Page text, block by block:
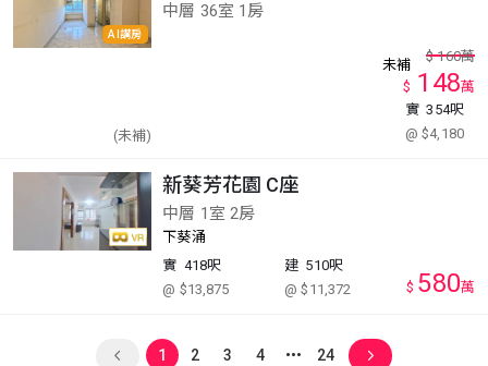
AI講房
(未補)
中層 36室 1房
實 354呎
@ $4,180
$ 160萬
未補
$ 148萬
新葵芳花園 C座
中層 1室 2房
下葵涌
實 418呎
@ $13,875
建 510呎
@ $11,372
$ 580萬
1 2 3 4 24